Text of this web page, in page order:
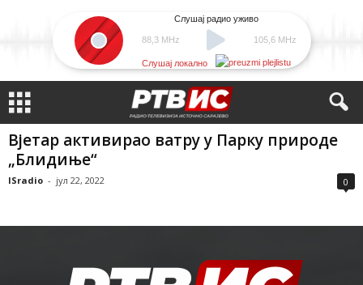
88,3 MHz
Слушај радио уживо
105,6 MHz
Слушај локално
Вјетар активирао ватру у Парку природе
„Блидиње“
ISradio - јул 22, 2022 0